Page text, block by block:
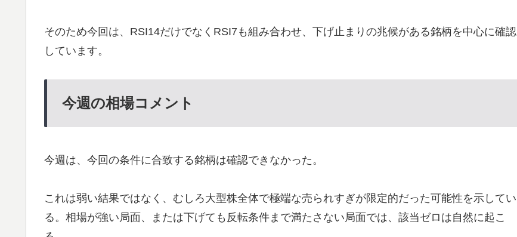
そのため今回は、RSI14だけでなくRSI7も組み合わせ、下げ止まりの兆候がある銘柄を中心に確認
しています。
今週の相場コメント
今週は、今回の条件に合致する銘柄は確認できなかった。
これは弱い結果ではなく、むしろ大型株全体で極端な売られすぎが限定的だった可能性を示してい
る。相場が強い局面、または下げても反転条件まで満たさない局面では、該当ゼロは自然に起こ